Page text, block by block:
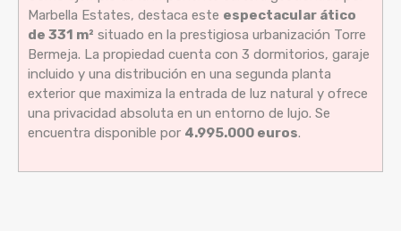
Marbella Estates, destaca este espectacular ático
de 331 m² situado en la prestigiosa urbanización Torre
Bermeja. La propiedad cuenta con 3 dormitorios, garaje
incluido y una distribución en una segunda planta
exterior que maximiza la entrada de luz natural y ofrece
una privacidad absoluta en un entorno de lujo. Se
encuentra disponible por 4.995.000 euros.